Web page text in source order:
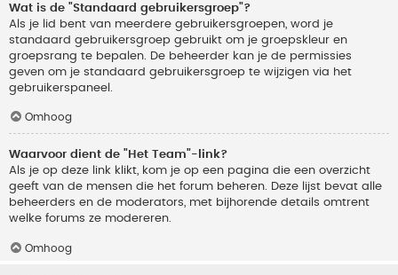
Wat is de "Standaard gebruikersgroep"?
Als je lid bent van meerdere gebruikersgroepen, word je
standaard gebruikersgroep gebruikt om je groepskleur en
groepsrang te bepalen. De beheerder kan je de permissies
geven om je standaard gebruikersgroep te wijzigen via het
gebruikerspaneel.
Omhoog
Waarvoor dient de "Het Team"-link?
Als je op deze link klikt, kom je op een pagina die een overzicht
geeft van de mensen die het forum beheren. Deze lijst bevat alle
beheerders en de moderators, met bijhorende details omtrent
welke forums ze modereren.
Omhoog